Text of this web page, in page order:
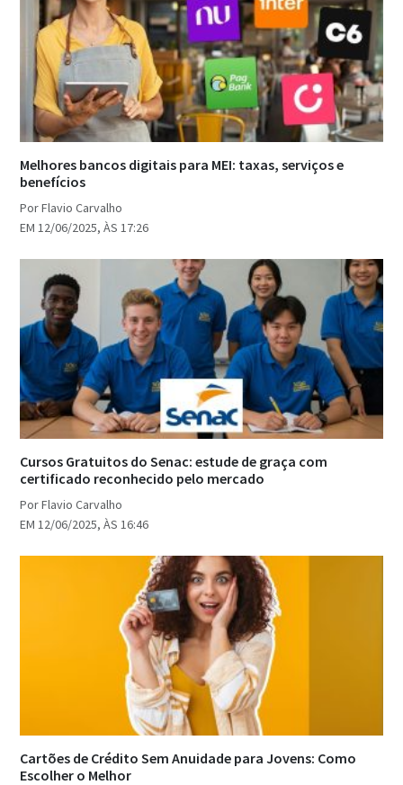
Melhores bancos digitais para MEI: taxas, serviços e
benefícios
Por Flavio Carvalho
EM 12/06/2025, ÀS 17:26
Cursos Gratuitos do Senac: estude de graça com
certificado reconhecido pelo mercado
Por Flavio Carvalho
EM 12/06/2025, ÀS 16:46
Cartões de Crédito Sem Anuidade para Jovens: Como
Escolher o Melhor